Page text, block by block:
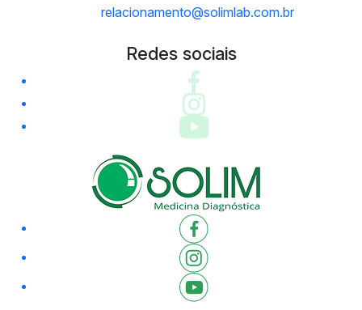
relacionamento@solimlab.com.br
Redes sociais